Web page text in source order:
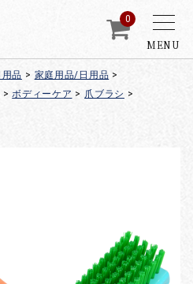
MENU
0
品 > 家庭用品/日用品 >
> ボディーケア > 爪ブラシ >